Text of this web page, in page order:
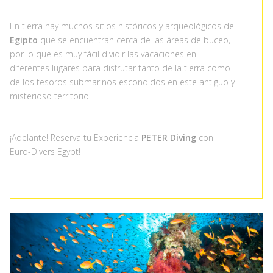
En tierra hay muchos sitios históricos y arqueológicos de
Egipto que se encuentran cerca de las áreas de buceo,
por lo que es muy fácil dividir las vacaciones en
diferentes lugares para disfrutar tanto de la tierra como
de los tesoros submarinos escondidos en este antiguo y
misterioso territorio.
¡Adelante! Reserva tu Experiencia PETER Diving con
Euro-Divers Egypt!